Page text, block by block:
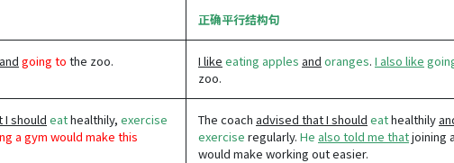
正确平行结构句
and going to the zoo. I like eating apples and oranges. I also like
zoo.
I should eathealthily, exercise
a gym would make this
The coach advised that I should eathealthily
exercise regularly. He also told me thatjoining
would make working out easier.